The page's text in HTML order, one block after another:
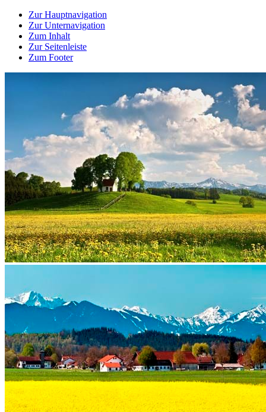
Zur Hauptnavigation
Zur Unternavigation
Zum Inhalt
Zur Seitenleiste
Zum Footer